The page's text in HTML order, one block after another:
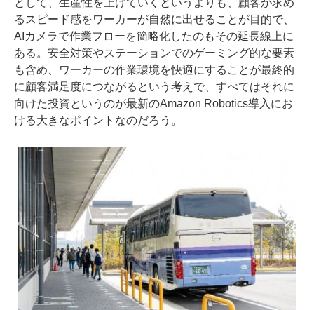
として、生産性を上げていくというよりも、顧客が求め
るスピード感をワーカーが自然に出せることが目的で、
AIカメラで作業フローを簡略化したのもその延長線上に
ある。安全対策やステーションでのゲーミング的な要素
も含め、ワーカーの作業環境を快適にすることが最終的
に顧客満足度につながるという考えで、すべてはそれに
向けた投資というのが最新のAmazon Robotics導入にお
ける大きなポイントなのだろう。